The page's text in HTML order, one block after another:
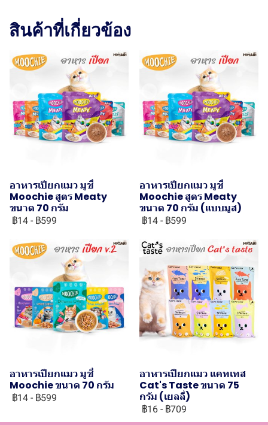
สินค้าที่เกี่ยวข้อง
อาหารเปียกแมว มูชี่
Moochie สูตร Meaty
ขนาด 70 กรัม
฿14 - ฿599
อาหารเปียกแมว มูชี่
Moochie สูตร Meaty
ขนาด 70 กรัม (แบบมูส)
฿14 - ฿599
อาหารเปียกแมว มูชี่
Moochie ขนาด 70 กรัม
฿14 - ฿599
อาหารเปียกแมว แคทเทส
Cat's Taste ขนาด 75
กรัม (เยลลี่)
฿16 - ฿709